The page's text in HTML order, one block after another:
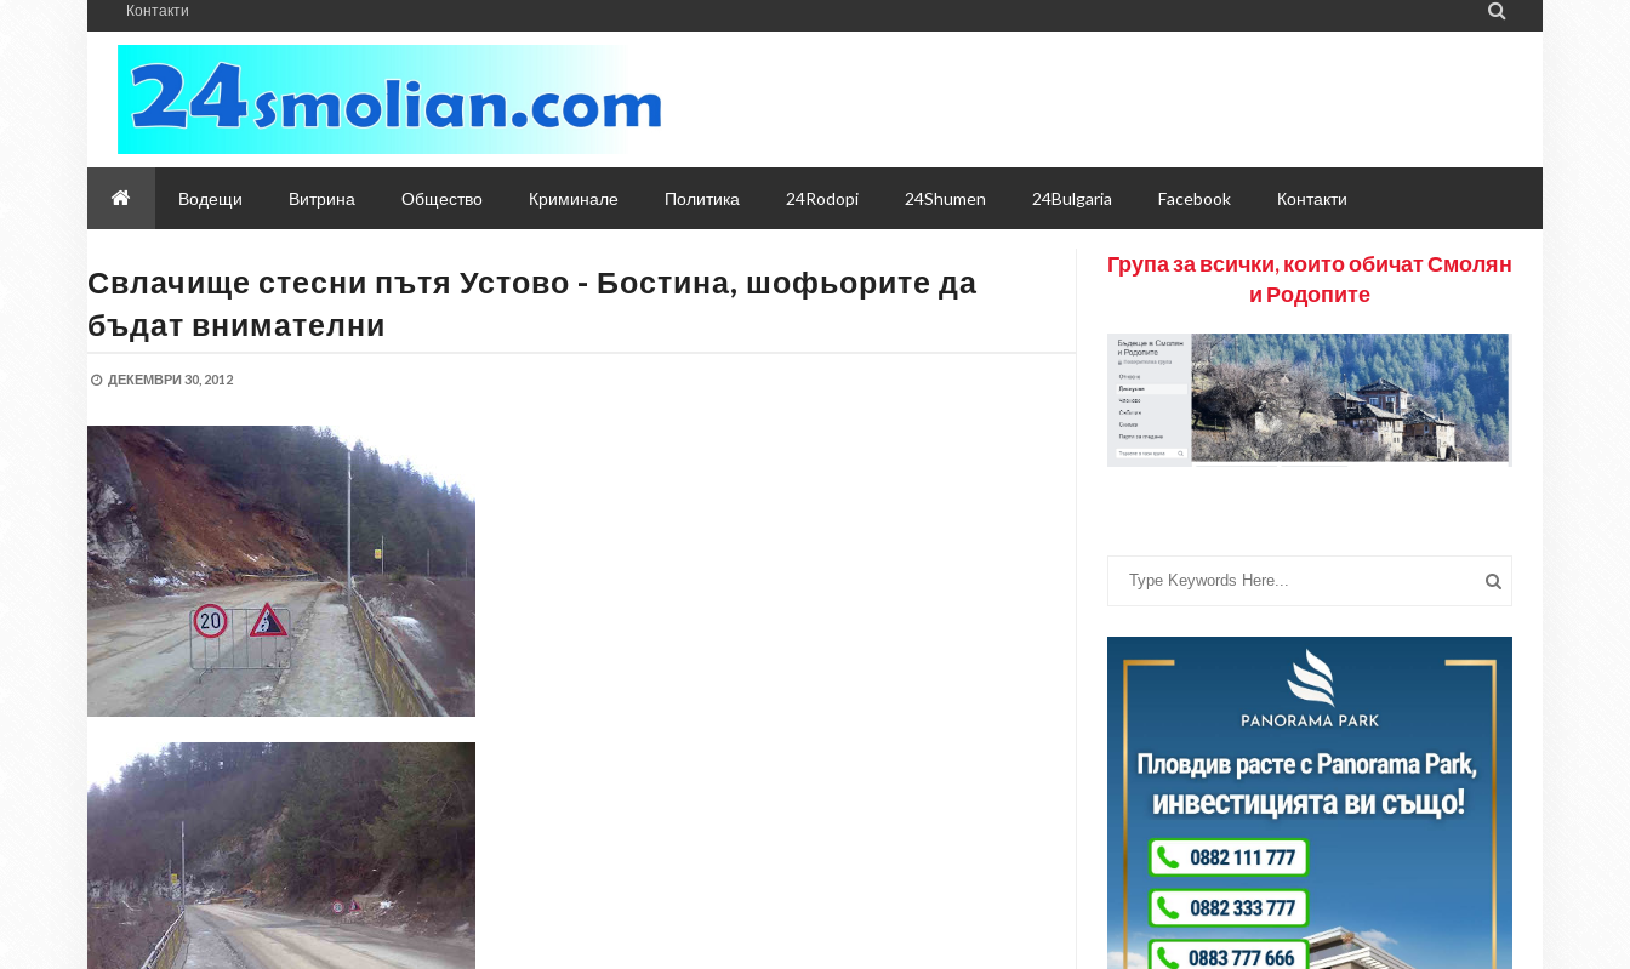
Контакти 
Водещи Витрина Общество Криминале Политика 24Rodopi 24Shumen 24Bulgaria Facebook Контакти
Свлачище стесни пътя Устово - Бостина, шофьорите да
бъдат внимателни
ДЕКЕМВРИ 30, 2012
Група за всички, които обичат Смолян
и Родопите